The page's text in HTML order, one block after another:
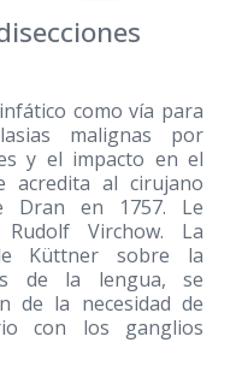
como vía para
malignas por
y el impacto en el
acredita al cirujano
Dran en 1757. Le
Virchow. La
Küttner sobre la
de la lengua, se
de la necesidad de
con los ganglios